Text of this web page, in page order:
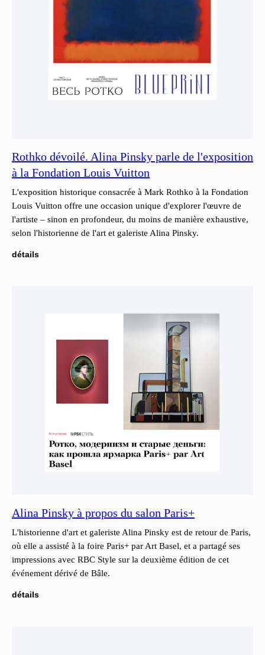
Rothko dévoilé. Alina Pinsky parle de l'exposition
à la Fondation Louis Vuitton
L'exposition historique consacrée à Mark Rothko à la Fondation
Louis Vuitton offre une occasion unique d'explorer l'œuvre de
l'artiste – sinon en profondeur, du moins de manière exhaustive,
selon l'historienne de l'art et galeriste Alina Pinsky.
détails
Alina Pinsky à propos du salon Paris+
L'historienne d'art et galeriste Alina Pinsky est de retour de Paris,
où elle a assisté à la foire Paris+ par Art Basel, et a partagé ses
impressions avec RBC Style sur la deuxième édition de cet
événement dérivé de Bâle.
détails